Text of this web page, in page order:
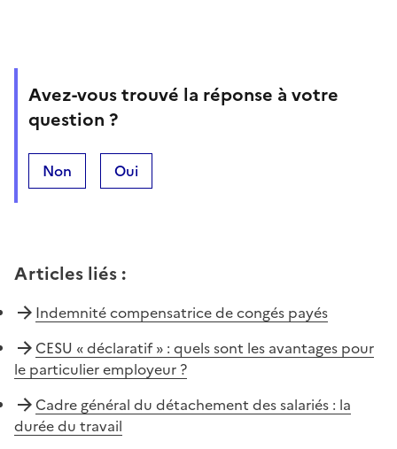
Avez-vous trouvé la réponse à votre
question ?
Non Oui
Articles liés :
Indemnité compensatrice de congés payés
CESU « déclaratif » : quels sont les avantages pour
le particulier employeur ?
Cadre général du détachement des salariés : la
durée du travail